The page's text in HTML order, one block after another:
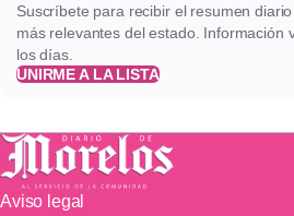
Suscríbete para recibir el resumen
más relevantes del estado. Información
los días.
UNIRME A LA LISTA
Aviso legal